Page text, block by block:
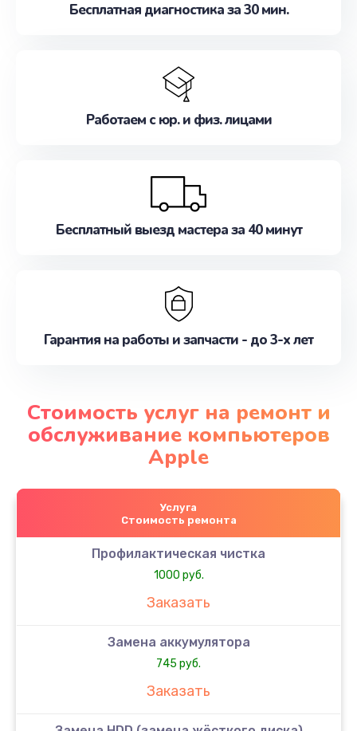
Бесплатная диагностика за 30 мин.
Работаем с юр. и физ. лицами
Бесплатный выезд мастера за 40 минут
Гарантия на работы и запчасти - до 3-х лет
Стоимость услуг на ремонт и
обслуживание компьютеров
Apple
Услуга
Стоимость ремонта
Профилактическая чистка
1000 руб.
Заказать
Замена аккумулятора
745 руб.
Заказать